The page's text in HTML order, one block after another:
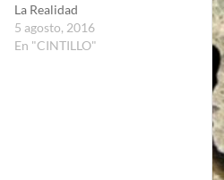
La Realidad
5 agosto, 2016
En "CINTILLO"